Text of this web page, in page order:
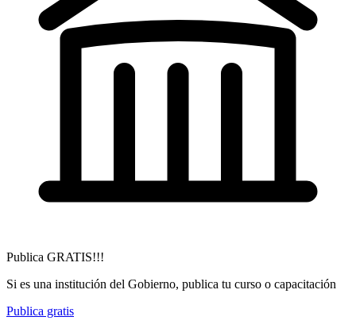
Publica GRATIS!!!
Si es una institución del Gobierno, publica tu curso o capacitación
Publica gratis